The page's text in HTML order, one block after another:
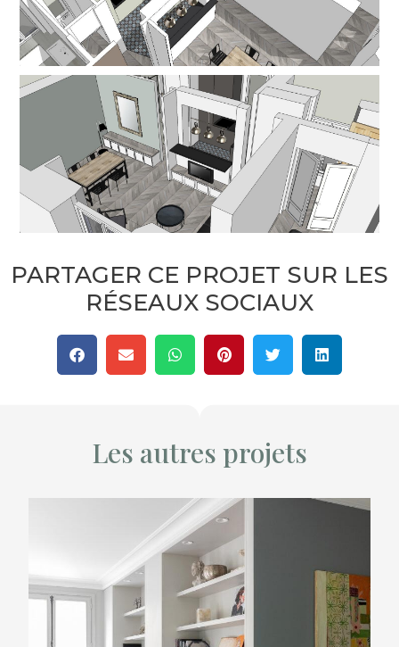
PARTAGER CE PROJET SUR LES
RÉSEAUX SOCIAUX
Les autres projets